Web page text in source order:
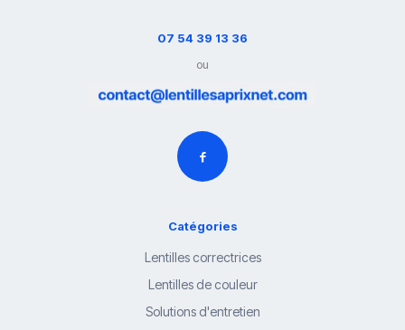
07 54 39 13 36
ou
Catégories
Lentilles correctrices
Lentilles de couleur
Solutions d'entretien